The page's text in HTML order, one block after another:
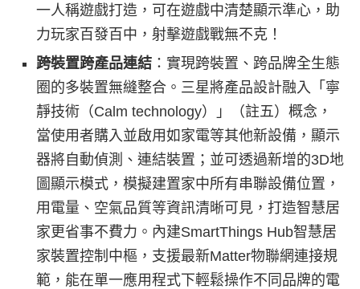
一人稱遊戲打造，可在遊戲中清楚顯示準心，助
力玩家百發百中，射擊遊戲戰無不克！
跨裝置跨產品連結 ：實現跨裝置、跨品牌全生態
圈的多裝置無縫整合。三星將產品設計融入「寧
靜技術（Calm technology）」（註五）概念，
當使用者購入並啟用如家電等其他新設備，顯示
器將自動偵測、連結裝置；並可透過新增的3D地
圖顯示模式，模擬建置家中所有串聯設備位置，
用電量、空氣品質等資訊清晰可見，打造智慧居
家更省事不費力。內建SmartThings Hub智慧居
家裝置控制中樞，支援最新Matter物聯網連接規
範，能在單一應用程式下輕鬆操作不同品牌的電